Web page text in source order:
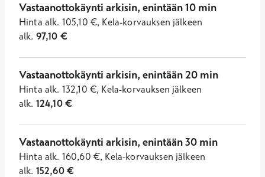
Vastaanottokäynti arkisin, enintään 10 min
Hinta alk. 105,10 €, Kela-korvauksen jälkeen
alk. 97,10 €
Vastaanottokäynti arkisin, enintään 20 min
Hinta alk. 132,10 €, Kela-korvauksen jälkeen
alk. 124,10€
Vastaanottokäynti arkisin, enintään 30 min
Hinta alk. 160,60 €, Kela-korvauksen jälkeen
alk. 152,60€